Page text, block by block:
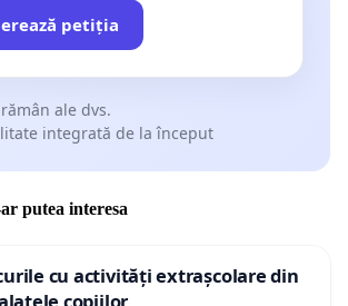
petiția
ale dvs.
integrată de la început
putea interesa
cu activități extrașcolare din
copiilor